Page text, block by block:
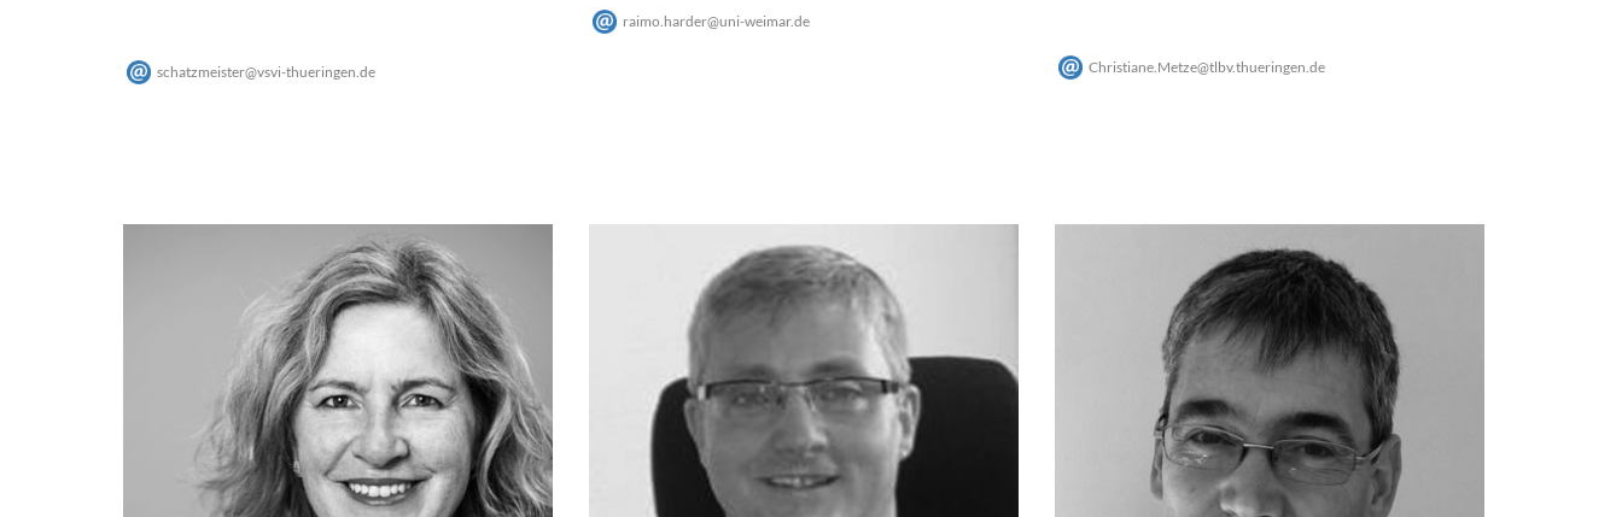
schatzmeister@vsvi-thueringen de
raimo.harder@uni-weimar.de
Christiane.Metze@tlbv.thueringen .de